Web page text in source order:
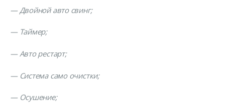
— Двойной авто свинг;
— Таймер;
— Авто рестарт;
— Система само очистки;
— Осушение;